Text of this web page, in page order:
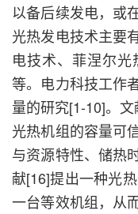
以备后续发电，或
光热发电技术主要
电技术、菲涅尔
等。电力科技工作
量的研究[1-10]。
光热机组的容量可
与资源特性、储热
献[16]提出一种光
一台等效机组，从